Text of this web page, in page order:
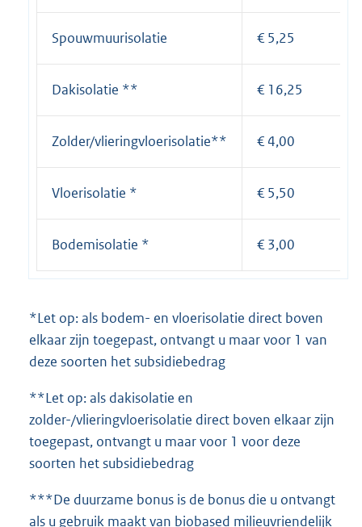
Spouwmuurisolatie € 5,25
Dakisolatie ** € 16,25
Zolder/vlieringvloerisolatie** € 4,00
Vloerisolatie * € 5,50
Bodemisolatie * € 3,00
*Let op: als bodem- en vloerisolatie direct boven
elkaar zijn toegepast, ontvangt u maar voor 1 van
deze soorten het subsidiebedrag
**Let op: als dakisolatie en
zolder-/vlieringvloerisolatie direct boven elkaar zijn
toegepast, ontvangt u maar voor 1 voor deze
soorten het subsidiebedrag
***De duurzame bonus is de bonus die u ontvangt
als u gebruik maakt van biobased milieuvriendelijk